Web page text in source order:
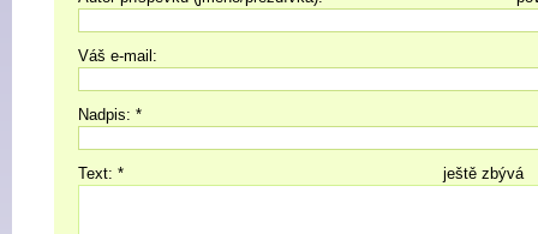
Váš e-mail:
Nadpis: *
ještě zbývá
Text: *